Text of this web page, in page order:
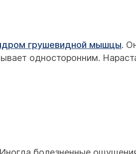
грушевидной мышцы.
односторонним.